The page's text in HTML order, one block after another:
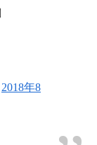
2018年8